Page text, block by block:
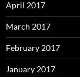
April 2017
March 2017
February 2017
January 2017